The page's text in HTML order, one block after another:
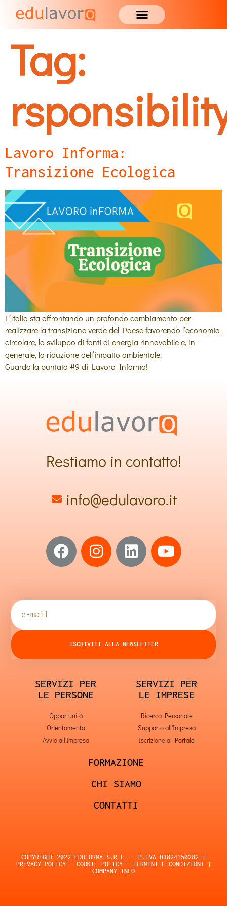
Tag:
Lavoro Informa:
Transizione Ecologica
L’Italia sta affrontando un profondo cambiamento per
realizzare la transizione verde del Paese favorendo l’economia
circolare, lo sviluppo di fonti di energia rinnovabile e, in
generale, la riduzione dell’impatto ambientale.
Guarda la puntata #9 di Lavoro Informa!
Restiamo in contatto!
info@edulavoro.it
ISCRIVITI ALLA NEWSLETTER
SERVIZI PER
LE PERSONE
Opportunità
Orientamento
Avvio all'Impresa
SERVIZI PER
LE IMPRESE
Ricerca Personale
Supporto all'Impresa
Iscrizione al Portale
FORMAZIONE
CHI SIAMO
CONTATTI
COPYRIGHT 2022 EDUFORMA S.R.L. - P.IVA 03824150282 |
PRIVACY POLICY- COOKIE POLICY- TERMINI E CONDIZIONI |
COMPANY INFO